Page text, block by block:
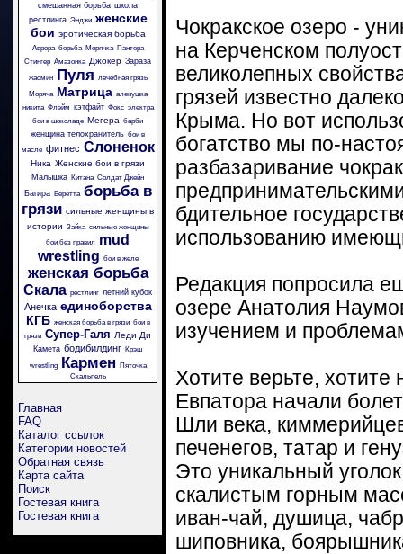
смешанная борьба школа
рестлинга Энджи женские
бои эротическая борьба
Аврора борьба Морячка
Пантера
Стингер Амазонка Джокер Зараза
жасмин Пуля лечебная грязь
Моряча
Матрица аленушка
никита Флэйм кэтфайт Фокс электра
бои в шоколаде Мегера барби
женщина телохранитель бои в
масле фитнес Слоненок
Ника Женские бои в грязи
Малышка Китана Солдат Джейн
Багира Беретта борьба в
грязи сильные женщины в
истории Зайка сильные женщины
бои без правил mud
wrestling бои в желе
женская борьба
Скала рестлинг летний кубок
Анечка единоборства
КГБ женская борьба в грязи бои в
грязи Супер-Галя Леди Ди
Камета бодибилдинг Крэш
wrestling
Кармен
Пяточка
Скальпель
Главная
FAQ
Каталог ссылок
Категории новостей
Обратная связь
Карта сайта
Поиск
Гостевая книга
Гостевая книга
Чокракское озеро -
на Керченском
великолепных
грязей известно
Крыма. Но вот
богатство мы по-
разбазаривание
бдительное
использованию
Редакция попросила
озере Анатолия
изучением и
Хотите верьте, хотите
Евпатора начали
Шли века,
печенегов, татар и
Это уникальный
скалистым горным
иван-чай, душица,
шиповника,